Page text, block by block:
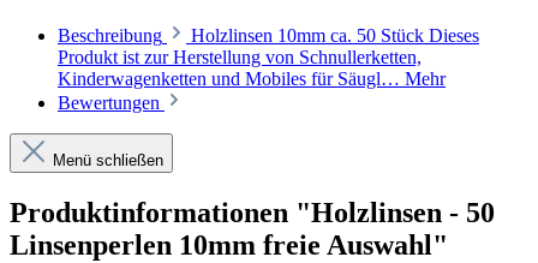
Beschreibung
Holzlinsen 10mm ca. 50 Stück Dieses
Produkt ist zur Herstellung von Schnullerketten,
Kinderwagenketten und Mobiles für Säugl… Mehr
Bewertungen
Menü schließen
Produktinformationen "Holzlinsen - 50
Linsenperlen 10mm freie Auswahl"